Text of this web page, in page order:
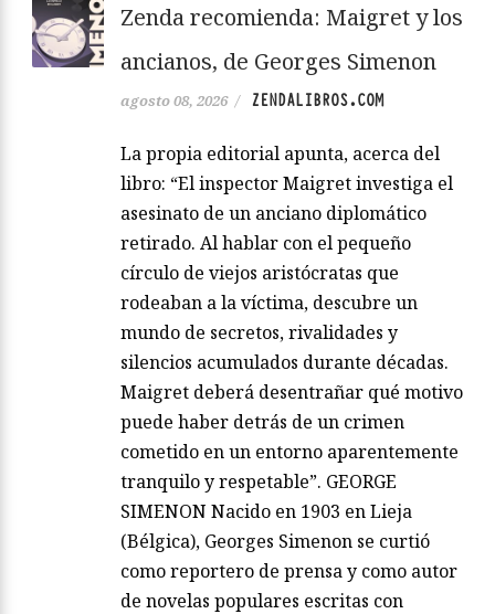
Zenda recomienda: Maigret y los
ancianos, de Georges Simenon
agosto 08, 2026 / ZENDALIBROS.COM
La propia editorial apunta, acerca del
libro: “El inspector Maigret investiga el
asesinato de un anciano diplomático
retirado. Al hablar con el pequeño
círculo de viejos aristócratas que
rodeaban a la víctima, descubre un
mundo de secretos, rivalidades y
silencios acumulados durante décadas.
Maigret deberá desentrañar qué motivo
puede haber detrás de un crimen
cometido en un entorno aparentemente
tranquilo y respetable”. GEORGE
SIMENON Nacido en 1903 en Lieja
(Bélgica), Georges Simenon se curtió
como reportero de prensa y como autor
de novelas populares escritas con